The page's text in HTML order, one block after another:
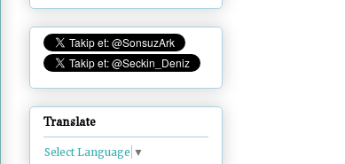
Translate
Select Language ▼